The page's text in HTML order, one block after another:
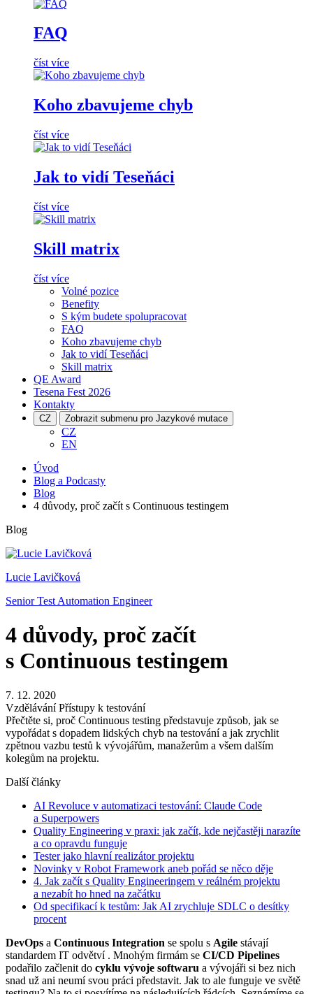
FAQ
číst více
Koho zbavujeme chyb
číst více
Jak to vidí Teseňáci
číst více
Skill matrix
číst více
Volné pozice
Benefity
S kým budete spolupracovat
FAQ
Koho zbavujeme chyb
Jak to vidí Teseňáci
Skill matrix
QE Award
Tesena Fest 2026
Kontakty
CZ Zobrazit submenu pro Jazykové mutace
CZ
EN
Úvod
Blog a Podcasty
Blog
4 důvody, proč začít s Continuous testingem
Blog
Lucie Lavičková
Senior Test Automation Engineer
4 důvody, proč začít
s Continuous testingem
7. 12. 2020
Vzdělávání Přístupy k testování
Přečtěte si, proč Continuous testing představuje způsob, jak se
vypořádat s dopadem lidských chyb na testování a jak zrychlit
zpětnou vazbu testů k vývojářům, manažerům a všem dalším
kolegům na projektu.
Další články
AI Revoluce v automatizaci testování: Claude Code
a Superpowers
Quality Engineering v praxi: jak začít, kde nejčastěji narazíte
a co opravdu funguje
Tester jako hlavní realizátor projektu
Novinky v Robot Framework aneb pořád se něco děje
4. Jak začít s Quality Engineeringem v reálném projektu
a nezabít ho hned na začátku
Od specifikací k testům: Jak AI zrychluje SDLC o desítky
procent
DevOps a Continuous Integration se spolu s Agile stávají
standardem IT odvětví . Mnohým firmám se CI/CD Pipelines
podařilo začlenit do cyklu vývoje softwaru a vývojáři si bez nich
snad už ani neumí svou práci představit. Jak to ale funguje ve světě